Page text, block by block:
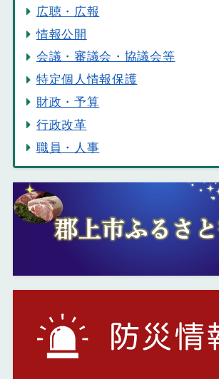
広聴・広報
情報公開
会議・審議会・協議会等
特定個人情報保護
財政・予算
行政改革
職員・人事